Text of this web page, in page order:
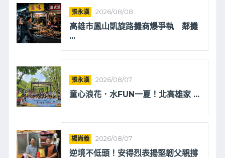
張永漢 2026/08/08
高雄市鳳山凱旋路攤商爆爭執 鄰攤
...
張永漢 2026/08/07
童心浪花．水FUN一夏！北高雄家 ...
楊尚義 2026/08/07
逆境不低頭！安得烈表揚堅韌父親撐